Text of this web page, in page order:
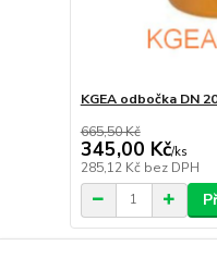
KGEA odbočka DN
665,50 Kč
345,00 Kč/ks
285,12 Kč bez DPH